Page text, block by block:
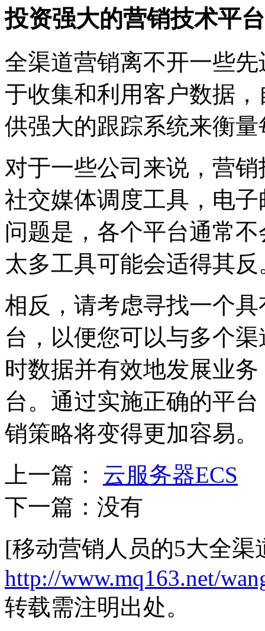
投资强大的营销技术平台
全渠道营销离不开一些
于收集和利用客户数据
供强大的跟踪系统来衡
对于一些公司来说，营
社交媒体调度工具，电
问题是，各个平台通常
太多工具可能会适得其反
相反，请考虑寻找一个
台，以便您可以与多个
时数据并有效地发展业
台。通过实施正确的平
销策略将变得更加容易。
上一篇： 云服务器ECS
下一篇：没有
[移动营销人员的5大全
http://www.mq163.net/
转载需注明出处。